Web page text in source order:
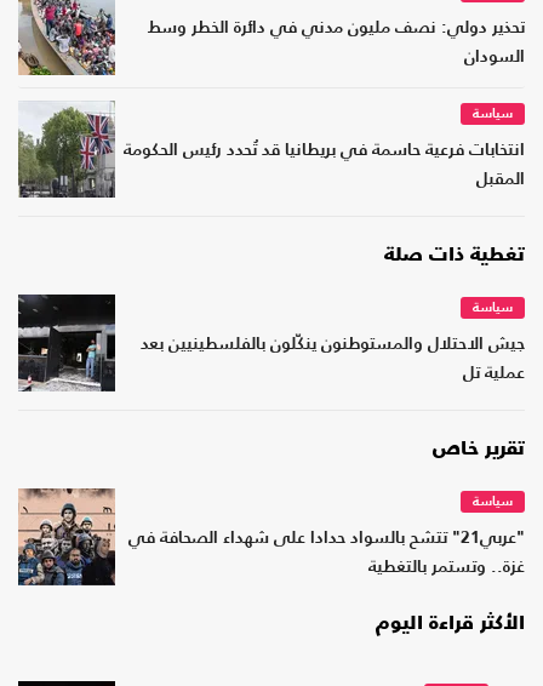
تحذير دولي: نصف مليون مدني في دائرة الخطر وسط
السودان
سياسة
انتخابات فرعية حاسمة في بريطانيا قد تُحدد رئيس الحكومة
المقبل
تغطية ذات صلة
سياسة
جيش الاحتلال والمستوطنون ينكّلون بالفلسطينيين بعد
عملية تل
تقرير خاص
سياسة
"عربي21" تتشح بالسواد حدادا على شهداء الصحافة في
غزة.. وتستمر بالتغطية
الأكثر قراءة اليوم